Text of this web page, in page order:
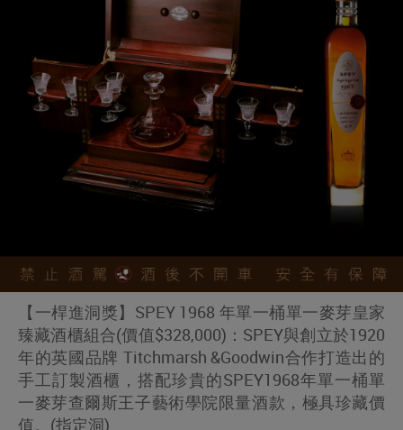
【一桿進洞獎】SPEY 1968 年單一桶單一麥芽皇家
臻藏酒櫃組合(價值$328,000)：SPEY與創立於1920
年的英國品牌 Titchmarsh &Goodwin合作打造出的
手工訂製酒櫃，搭配珍貴的SPEY1968年單一桶單
一麥芽查爾斯王子藝術學院限量酒款，極具珍藏價
值。(指定洞)